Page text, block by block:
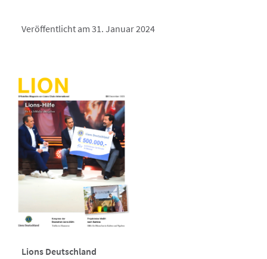
Veröffentlicht am 31. Januar 2024
Lions Deutschland